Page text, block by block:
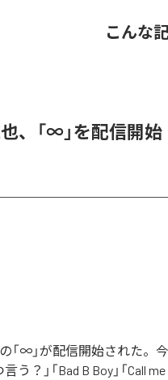
こんな
、「∞」を配信開始
「∞」が配信開始された。
言う？」「Bad B Boy」「Call